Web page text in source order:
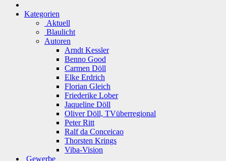
Kategorien
Aktuell
Blaulicht
Autoren
Arndt Kessler
Benno Good
Carmen Döll
Elke Erdrich
Florian Gleich
Friederike Lober
Jaqueline Döll
Oliver Döll, TVüberregional
Peter Ritt
Ralf da Conceicao
Thorsten Krings
Viba-Vision
Gewerbe